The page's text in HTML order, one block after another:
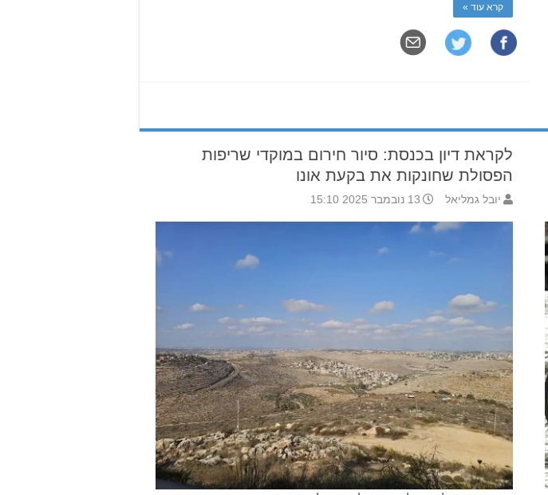
קרא עוד »
לקראת דיון בכנסת: סיור חירום במוקדי שריפות
הפסולת שחונקות את בקעת אונו
יובל גמליאל 13 נובמבר 2025 15:10